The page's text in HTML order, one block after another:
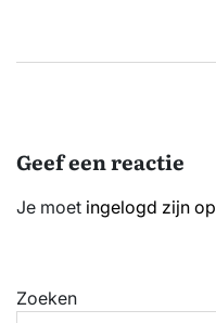
Geef een reactie
Je moet ingelogd zijn op
Zoeken